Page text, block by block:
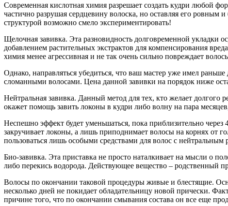
Современная кислотная химия разрешает создать кудри любой
частично разрушая сердцевину волоска, но оставляя его ровным
структурой возможно смело экспериментировать!
Щелочная завивка. Эта разновидность долговременной укладки
добавлением растительных экстрактов для компенсирования
химия менее агрессивная и не так очень сильно повреждает
Однако, направляться убедиться, что ваш мастер уже имел
сломанными волосами. Цена данной завивки на порядок ниже
Нейтральная завивка. Данный метод для тех, кто желает долгого
окажет помощь завить локоны в кудри либо волну на пара
Неспешно эффект будет уменьшаться, пока приблизительно через
закручивает локоны, а лишь приподнимает волосы на корнях от
пользоваться лишь особыми средствами для волос с нейтральным
Био-завивка. Эта приставка не просто наталкивает на мысли о
либо перекись водорода. Действующее вещество – родственный
Волосы по окончании таковой процедуры живые и блестящие.
несколько дней не покидает обладательницу новой прически.
причине того, что по окончании смывания состава он все еще